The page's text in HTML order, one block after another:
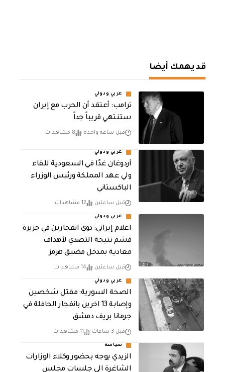
قد يهمك أيضا
عربي ودولي
‏ترامب: أعتقد أن الحرب مع إيران
ستنتهي قريباً جداً
قبل ساعة واحدة 8 مشاهدات
عربي ودولي
أردوغان غدًا في السعودية للقاء
ولي عهد المملكة ورئيس الوزراء
الباكستاني
قبل ساعتين 12 مشاهدات
عربي ودولي
اعلام إيراني: دوي انفجارين في جزيرة
قشم نتيجة التصدي لأهداف
معادية بمدخل مضيق هرمز
قبل ساعتين 14 مشاهدات
عربي ودولي
الصحة السورية: مقتل شخصين
وإصابة 13 اخرين بانفجار الحافلة في
جرمانا بريف دمشق
قبل 3 ساعات 11 مشاهدات
سياسة
الزيدي يوجه بحضور وكلاء الوزارات
الشاغرة الى جلسات مجلس